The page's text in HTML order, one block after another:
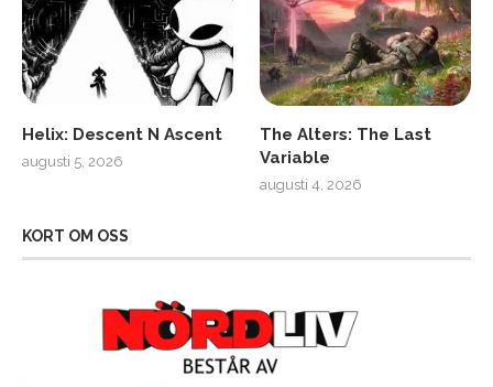
Helix: Descent N Ascent
augusti 5, 2026
The Alters: The Last
Variable
augusti 4, 2026
KORT OM OSS